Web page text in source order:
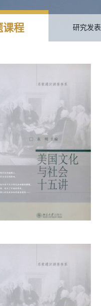
课程 研究发表